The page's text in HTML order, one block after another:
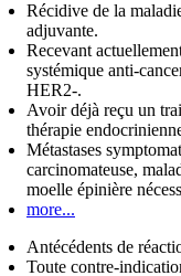
Récidive de la
adjuvante.
Recevant
systémique anti-
HER2-.
Avoir déjà reçu un
thérapie
Métastases
carcinomateuse,
moelle épinière
more...
Antécédents de
Toute contre-